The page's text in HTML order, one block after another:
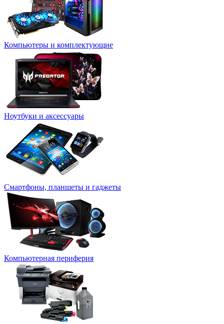
Компьютеры и комплектующие
Ноутбуки и аксессуары
Смартфоны, планшеты и гаджеты
Компьютерная периферия